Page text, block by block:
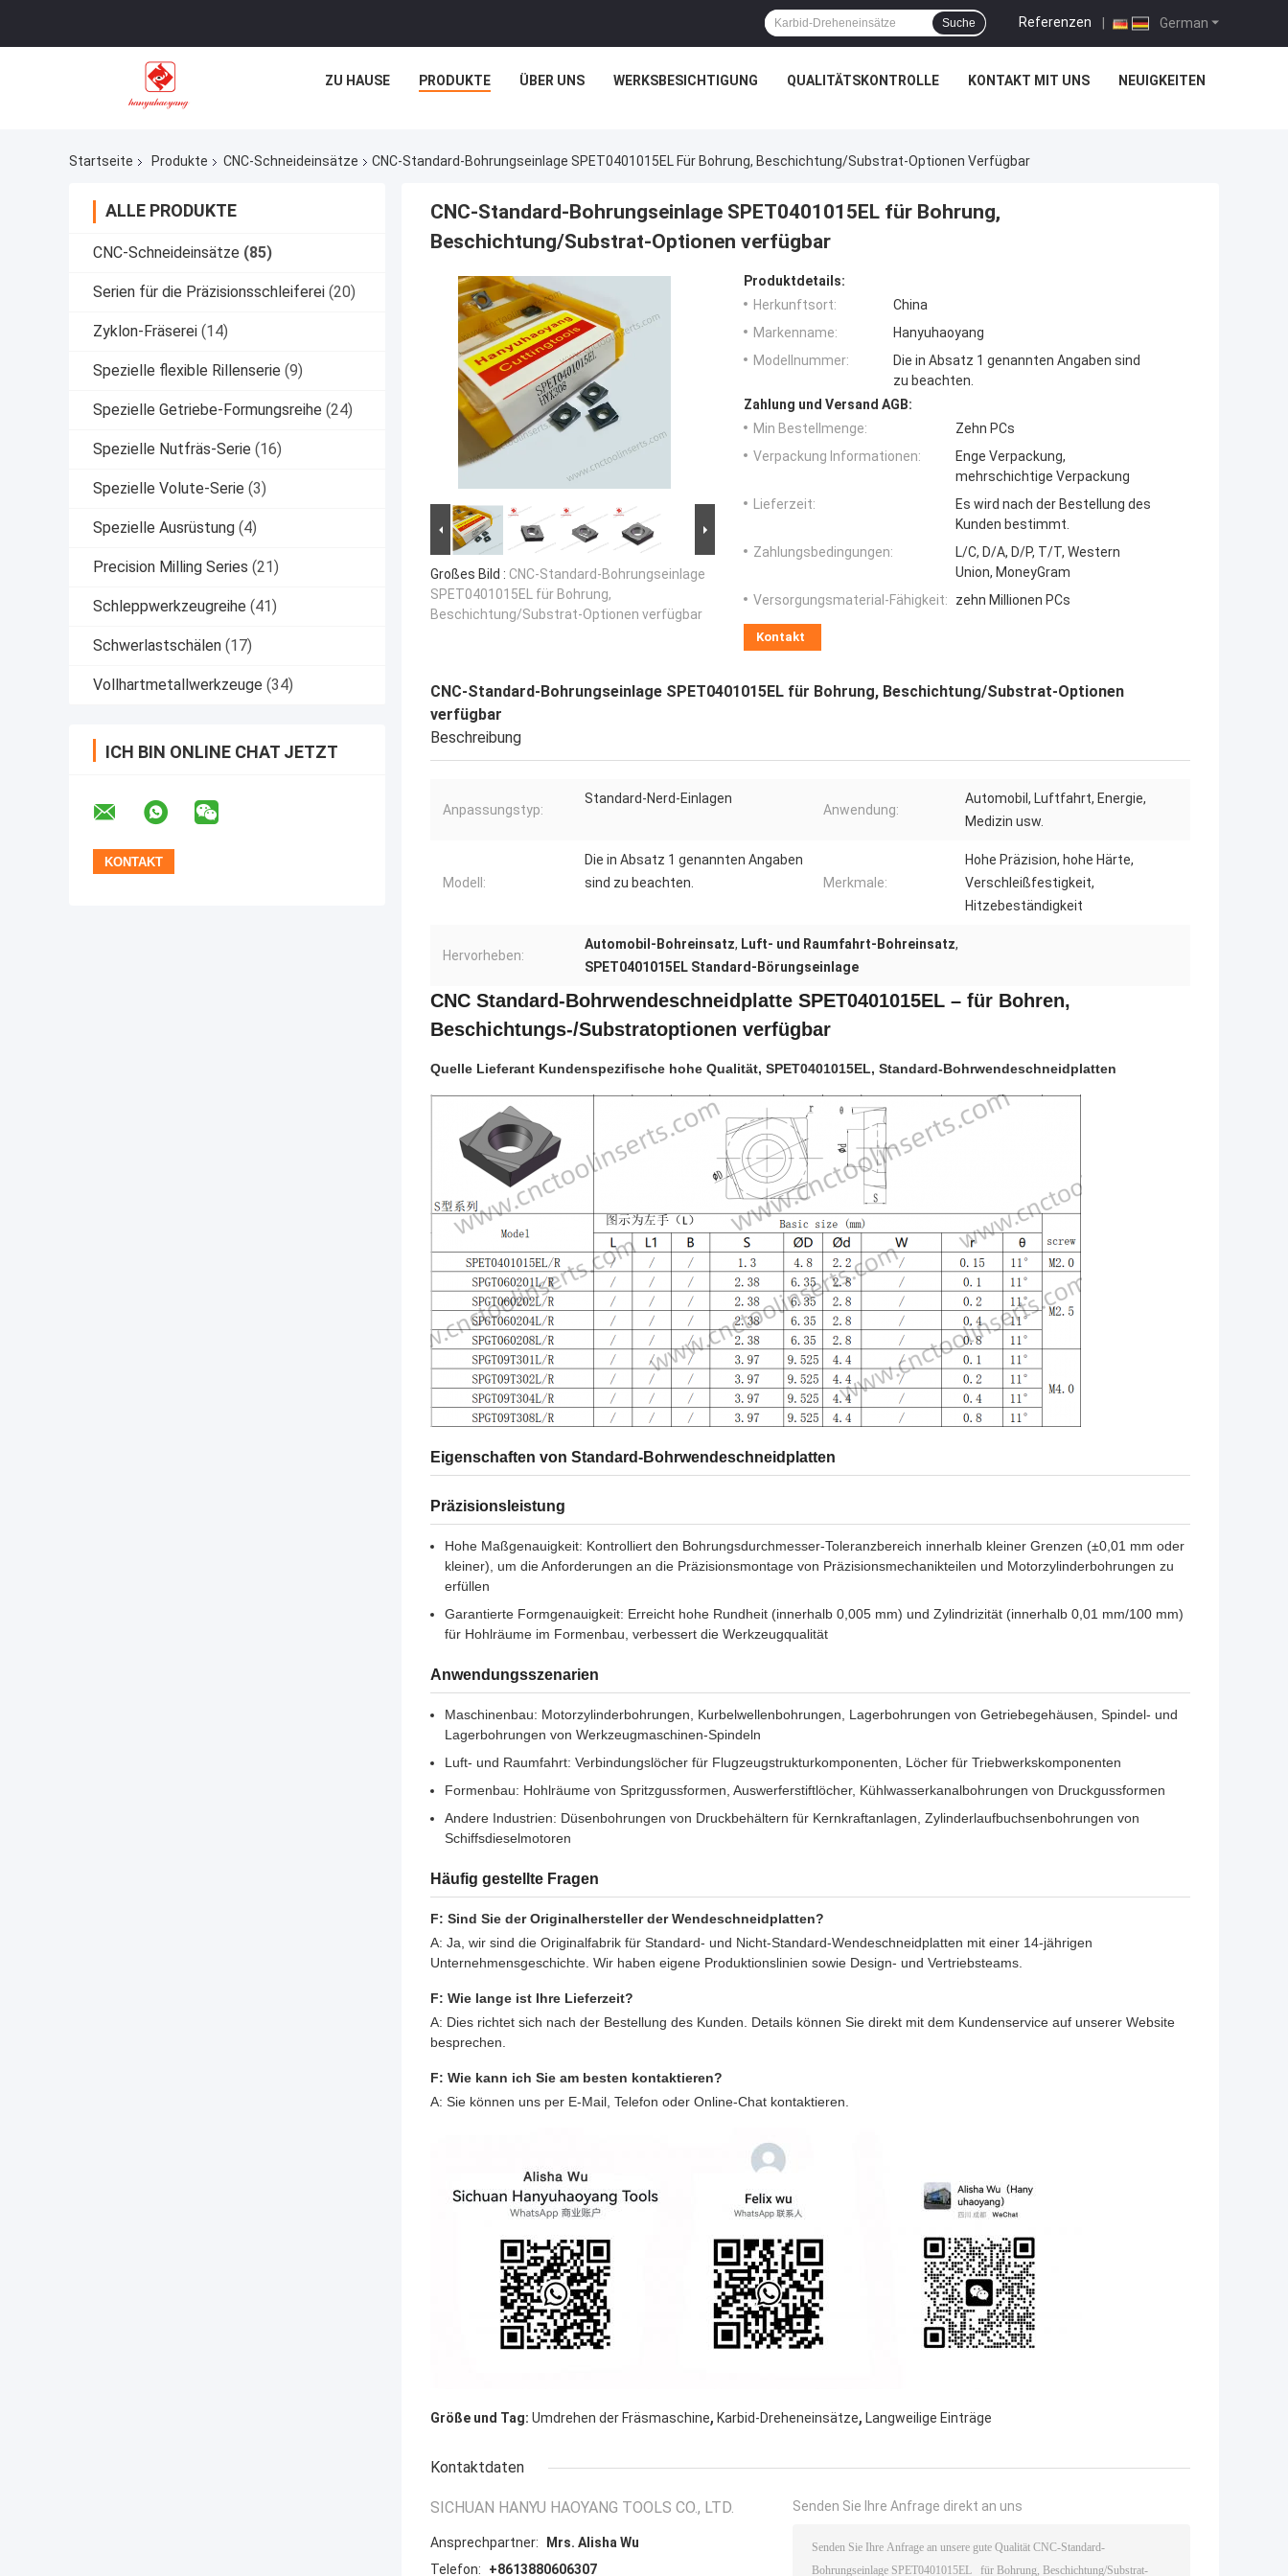
German
Referenzen |
Suche
ZU HAUSE PRODUKTE ÜBER UNS WERKSBESICHTIGUNG QUALITÄTSKONTROLLE KONTAKT MIT UNS NEUIGKEITEN
Startseite Produkte CNC-Schneideinsätze CNC-Standard-Bohrungseinlage SPET0401015EL Für Bohrung, Beschichtung/Substrat-Optionen Verfügbar
ALLE PRODUKTE
CNC-Schneideinsätze (85)
Serien für die Präzisionsschleiferei (20)
Zyklon-Fräserei (14)
Spezielle flexible Rillenserie (9)
Spezielle Getriebe-Formungsreihe (24)
Spezielle Nutfräs-Serie (16)
Spezielle Volute-Serie (3)
Spezielle Ausrüstung (4)
Precision Milling Series (21)
Schleppwerkzeugreihe (41)
Schwerlastschälen (17)
Vollhartmetallwerkzeuge (34)
ICH BIN ONLINE CHAT JETZT
CNC-Standard-Bohrungseinlage SPET0401015EL für Bohrung,
Beschichtung/Substrat-Optionen verfügbar
Großes Bild : CNC-Standard-Bohrungseinlage
SPET0401015EL für Bohrung,
Beschichtung/Substrat-Optionen verfügbar
Produktdetails:
Herkunftsort:
China
Markenname:
Hanyuhaoyang
Modellnummer:
Die in Absatz 1 genannten Angaben sind
zu beachten.
Zahlung und Versand AGB:
Min Bestellmenge:
Zehn PCs
Verpackung Informationen:
Enge Verpackung,
mehrschichtige Verpackung
Lieferzeit:
Es wird nach der Bestellung des
Kunden bestimmt.
Zahlungsbedingungen:
L/C, D/A, D/P, T/T, Western
Union, MoneyGram
Versorgungsmaterial-Fähigkeit:
zehn Millionen PCs
Kontakt
CNC-Standard-Bohrungseinlage SPET0401015EL für Bohrung, Beschichtung/Substrat-Optionen
verfügbar
Beschreibung
Anpassungstyp:
Standard-Nerd-Einlagen
Anwendung:
Automobil, Luftfahrt, Energie,
Medizin usw.
Modell:
Die in Absatz 1 genannten Angaben
sind zu beachten.
Merkmale:
Hohe Präzision, hohe Härte,
Verschleißfestigkeit,
Hitzebeständigkeit
Hervorheben:
Automobil-Bohreinsatz, Luft- und Raumfahrt-Bohreinsatz,
SPET0401015EL Standard-Börungseinlage
CNC Standard-Bohrwendeschneidplatte SPET0401015EL – für Bohren,
Beschichtungs-/Substratoptionen verfügbar
Quelle Lieferant Kundenspezifische hohe Qualität, SPET0401015EL, Standard-Bohrwendeschneidplatten
Eigenschaften von Standard-Bohrwendeschneidplatten
Präzisionsleistung
Hohe Maßgenauigkeit: Kontrolliert den Bohrungsdurchmesser-Toleranzbereich innerhalb kleiner Grenzen (±0,01 mm oder
kleiner), um die Anforderungen an die Präzisionsmontage von Präzisionsmechanikteilen und Motorzylinderbohrungen zu
erfüllen
Garantierte Formgenauigkeit: Erreicht hohe Rundheit (innerhalb 0,005 mm) und Zylindrizität (innerhalb 0,01 mm/100 mm)
für Hohlräume im Formenbau, verbessert die Werkzeugqualität
Anwendungsszenarien
Maschinenbau: Motorzylinderbohrungen, Kurbelwellenbohrungen, Lagerbohrungen von Getriebegehäusen, Spindel- und
Lagerbohrungen von Werkzeugmaschinen-Spindeln
Luft- und Raumfahrt: Verbindungslöcher für Flugzeugstrukturkomponenten, Löcher für Triebwerkskomponenten
Formenbau: Hohlräume von Spritzgussformen, Auswerferstiftlöcher, Kühlwasserkanalbohrungen von Druckgussformen
Andere Industrien: Düsenbohrungen von Druckbehältern für Kernkraftanlagen, Zylinderlaufbuchsenbohrungen von
Schiffsdieselmotoren
Häufig gestellte Fragen
F: Sind Sie der Originalhersteller der Wendeschneidplatten?
A: Ja, wir sind die Originalfabrik für Standard- und Nicht-Standard-Wendeschneidplatten mit einer 14-jährigen
Unternehmensgeschichte. Wir haben eigene Produktionslinien sowie Design- und Vertriebsteams.
F: Wie lange ist Ihre Lieferzeit?
A: Dies richtet sich nach der Bestellung des Kunden. Details können Sie direkt mit dem Kundenservice auf unserer Website
besprechen.
F: Wie kann ich Sie am besten kontaktieren?
A: Sie können uns per E-Mail, Telefon oder Online-Chat kontaktieren.
Größe und Tag: Umdrehen der Fräsmaschine, Karbid-Dreheneinsätze, Langweilige Einträge
Kontaktdaten
SICHUAN HANYU HAOYANG TOOLS CO., LTD.
Ansprechpartner:
Mrs. Alisha Wu
Telefon:
+8613880606307
Senden Sie Ihre Anfrage direkt an uns